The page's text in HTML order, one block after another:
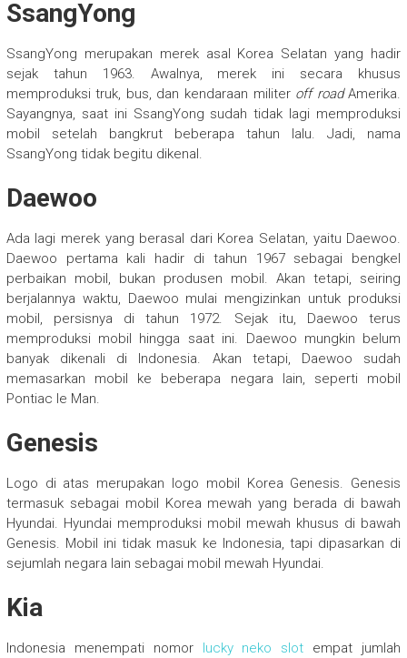
SsangYong
SsangYong merupakan merek asal Korea Selatan yang hadir
sejak tahun 1963. Awalnya, merek ini secara khusus
memproduksi truk, bus, dan kendaraan militer off roadAmerika.
Sayangnya, saat ini SsangYong sudah tidak lagi memproduksi
mobil setelah bangkrut beberapa tahun lalu. Jadi, nama
SsangYong tidak begitu dikenal.
Daewoo
Ada lagi merek yang berasal dari Korea Selatan, yaitu Daewoo.
Daewoo pertama kali hadir di tahun 1967 sebagai bengkel
perbaikan mobil, bukan produsen mobil. Akan tetapi, seiring
berjalannya waktu, Daewoo mulai mengizinkan untuk produksi
mobil, persisnya di tahun 1972. Sejak itu, Daewoo terus
memproduksi mobil hingga saat ini. Daewoo mungkin belum
banyak dikenali di Indonesia. Akan tetapi, Daewoo sudah
memasarkan mobil ke beberapa negara lain, seperti mobil
Pontiac le Man.
Genesis
Logo di atas merupakan logo mobil Korea Genesis. Genesis
termasuk sebagai mobil Korea mewah yang berada di bawah
Hyundai. Hyundai memproduksi mobil mewah khusus di bawah
Genesis. Mobil ini tidak masuk ke Indonesia, tapi dipasarkan di
sejumlah negara lain sebagai mobil mewah Hyundai.
Kia
Indonesia menempati nomor lucky neko slot empat jumlah